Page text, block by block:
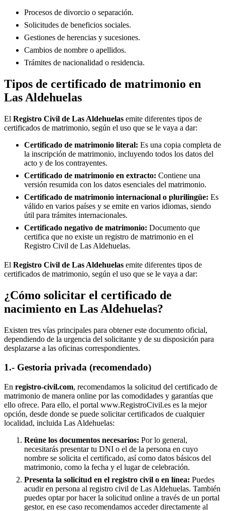
Procesos de divorcio o separación.
Solicitudes de beneficios sociales.
Gestiones de herencias y sucesiones.
Cambios de nombre o apellidos.
Trámites de nacionalidad o residencia.
Tipos de certificado de matrimonio en
Las Aldehuelas
El Registro Civil de Las Aldehuelas emite diferentes tipos de
certificados de matrimonio, según el uso que se le vaya a dar:
Certificado de matrimonio literal: Es una copia completa de
la inscripción de matrimonio, incluyendo todos los datos del
acto y de los contrayentes.
Certificado de matrimonio en extracto: Contiene una
versión resumida con los datos esenciales del matrimonio.
Certificado de matrimonio internacional o plurilingüe: Es
válido en varios países y se emite en varios idiomas, siendo
útil para trámites internacionales.
Certificado negativo de matrimonio: Documento que
certifica que no existe un registro de matrimonio en el
Registro Civil de Las Aldehuelas.
El Registro Civil de Las Aldehuelas emite diferentes tipos de
certificados de matrimonio, según el uso que se le vaya a dar:
¿Cómo solicitar el certificado de
nacimiento en Las Aldehuelas?
Existen tres vías principales para obtener este documento oficial,
dependiendo de la urgencia del solicitante y de su disposición para
desplazarse a las oficinas correspondientes.
1.- Gestoria privada (recomendado)
En registro-civil.com, recomendamos la solicitud del certificado de
matrimonio de manera online por las comodidades y garantías que
ello ofrece. Para ello, el portal www.RegistroCivil.es es la mejor
opción, desde donde se puede solicitar certificados de cualquier
localidad, incluida Las Aldehuelas:
Reúne los documentos necesarios: Por lo general,
necesitarás presentar tu DNI o el de la persona en cuyo
nombre se solicita el certificado, así como datos básicos del
matrimonio, como la fecha y el lugar de celebración.
Presenta la solicitud en el registro civil o en línea: Puedes
acudir en persona al registro civil de Las Aldehuelas. También
puedes optar por hacer la solicitud online a través de un portal
gestor, en ese caso recomendamos acceder directamente al